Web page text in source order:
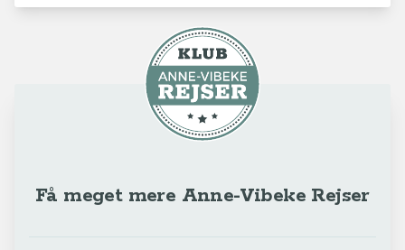
Få meget mere Anne-Vibeke Rejser